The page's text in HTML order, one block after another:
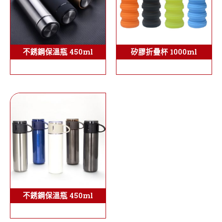
不銹鋼保溫瓶 450ml 矽膠折疊杯 1000ml
不銹鋼保溫瓶 450ml